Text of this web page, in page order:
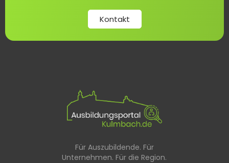
Kontakt
Für Auszubildende. Für
Unternehmen. Für die Region.